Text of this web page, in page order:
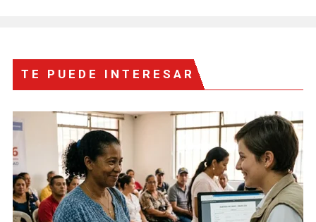
TE PUEDE INTERESAR